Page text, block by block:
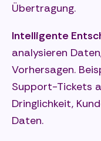
Übertragung.
Intelligente
analysieren
Vorhersagen.
Support-Tickets
Dringlichkeit,
Daten.